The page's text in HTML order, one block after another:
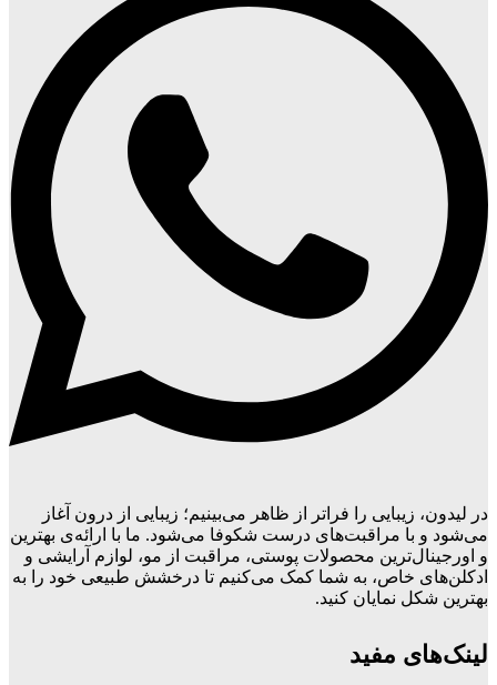
در لیدون، زیبایی را فراتر از ظاهر می‌بینیم؛ زیبایی از درون آغاز
می‌شود و با مراقبت‌های درست شکوفا می‌شود. ما با ارائه‌ی بهترین
و اورجینال‌ترین محصولات پوستی، مراقبت از مو، لوازم آرایشی و
ادکلن‌های خاص، به شما کمک می‌کنیم تا درخشش طبیعی خود را به
بهترین شکل نمایان کنید.
لینک‌های مفید